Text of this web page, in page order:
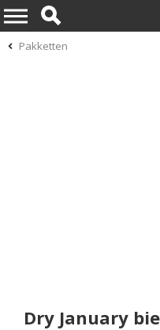
Pakketten
Dry January